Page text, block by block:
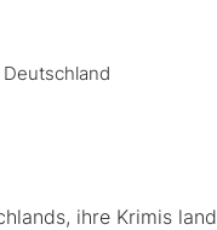
ihre Krimis